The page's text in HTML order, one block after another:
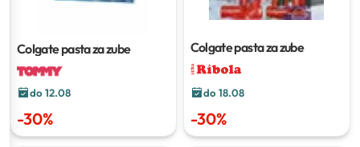
Colgate pasta za zube
do 12.08
-30%
Colgate pasta za zube
do 18.08
-30%